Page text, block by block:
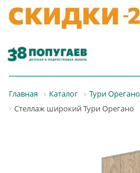
Главная Каталог
Тури Орегано
Стеллаж широкий Тури Орегано